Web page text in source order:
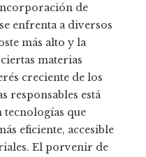
de
enfrenta a diversos
más alto y la
materias
creciente de los
responsables está
que
eficiente, accesible
El porvenir de